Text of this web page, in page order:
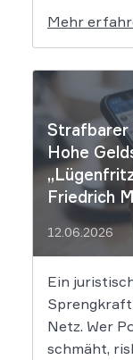
rechtliche
falsche
München I
Mehr
Strafbarer
Hohe
Friedrich
12.06.2026
Ein
Netz. Wer
schmäht,